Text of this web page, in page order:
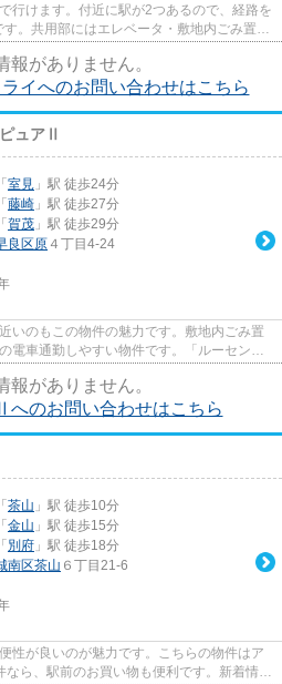
行けます。付近に駅が2つあるので、経路を
。共用部にはエレベータ・敷地内ごみ置き
報がありません。
イへのお問い合わせはこちら
ュアⅡ
「 室見 」駅 徒歩24分
「 藤崎 」駅 徒歩27分
「 賀茂 」駅 徒歩29分
良区原 ４丁目4-24
いのもこの物件の魅力です。敷地内ごみ置
電車通勤しやすい物件です。「ルーセント
報がありません。
へのお問い合わせはこちら
「 茶山 」駅 徒歩10分
「 金山 」駅 徒歩15分
「 別府 」駅 徒歩18分
南区茶山 ６丁目21-6
性が良いのが魅力です。こちらの物件はア
ら、駅前のお買い物も便利です。新着情